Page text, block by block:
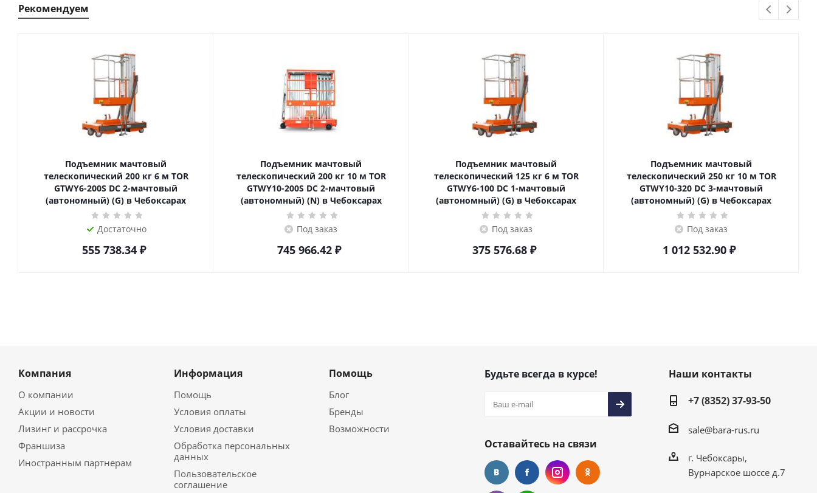
Рекомендуем
Подъемник мачтовый
телескопический 200 кг 6 м TOR
GTWY6-200S DC 2-мачтовый
(автономный) (G) в Чебоксарах
Достаточно
555 738.34₽
Подъемник мачтовый
телескопический 200 кг 10 м TOR
GTWY10-200S DC 2-мачтовый
(автономный) (N) в Чебоксарах
Под заказ
745 966.42₽
Подъемник мачтовый
телескопический 125 кг 6 м TOR
GTWY6-100 DC 1-мачтовый
(автономный) (G) в Чебоксарах
Под заказ
375 576.68₽
Подъемник мачтовый
телескопический 250 кг 10 м TOR
GTWY10-320 DC 3-мачтовый
(автономный) (G) в Чебоксарах
Под заказ
1 012 532.90 ₽
Компания
О компании
Акции и новости
Лизинг и рассрочка
Франшиза
Иностранным партнерам
Информация
Помощь
Условия оплаты
Условия доставки
Обработка персональных
данных
Пользовательское
соглашение
Помощь
Блог
Бренды
Возможности
Будьте всегда в курсе!
Оставайтесь на связи
Наши контакты
+7 (8352) 37-93-50
sale@bara-rus.ru
г. Чебоксары,
Вурнарское шоссе д.7